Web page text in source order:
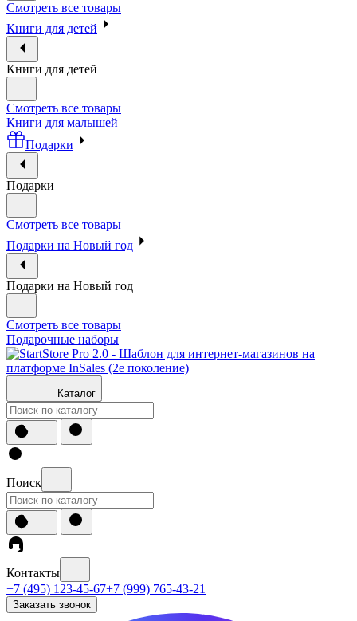
Смотреть все товары
Книги для детей
Книги для детей
Смотреть все товары
Книги для малышей
Подарки
Подарки
Смотреть все товары
Подарки на Новый год
Подарки на Новый год
Смотреть все товары
Подарочные наборы
Каталог
Поиск
Контакты
+7 (495) 123-45-67+7 (999) 765-43-21
Заказать звонок